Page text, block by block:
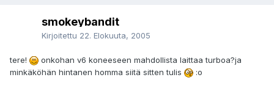
smokeybandit
Kirjoitettu 22. Elokuuta, 2005
tere!
onkohan v6 koneeseen mahdollista laittaa turboa?ja
minkäköhän hintanen homma siitä sitten tulis
:o